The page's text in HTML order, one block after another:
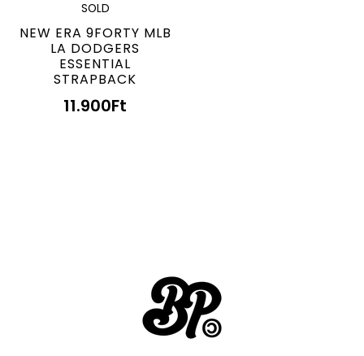
SOLD
NEW ERA 9FORTY MLB
LA DODGERS
ESSENTIAL
STRAPBACK
11.900Ft